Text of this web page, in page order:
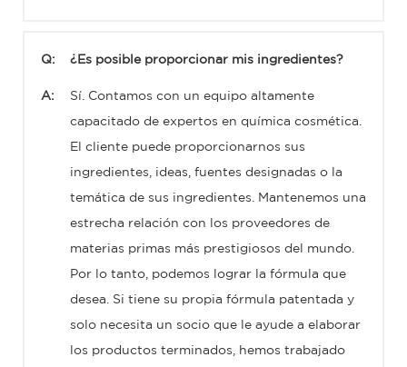
Q: ¿Es posible proporcionar mis ingredientes?
A: Sí. Contamos con un equipo altamente
capacitado de expertos en química cosmética.
El cliente puede proporcionarnos sus
ingredientes, ideas, fuentes designadas o la
temática de sus ingredientes. Mantenemos una
estrecha relación con los proveedores de
materias primas más prestigiosos del mundo.
Por lo tanto, podemos lograr la fórmula que
desea. Si tiene su propia fórmula patentada y
solo necesita un socio que le ayude a elaborar
los productos terminados, hemos trabajado